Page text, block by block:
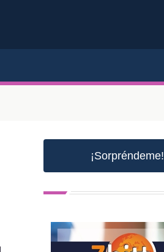
¡Sorpréndeme!